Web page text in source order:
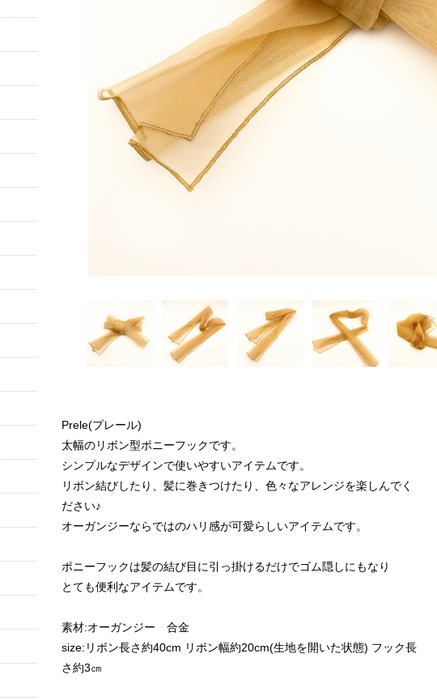
Prele(プレール)
太幅のリボン型ポニーフックです。
シンプルなデザインで使いやすいアイテムです。
リボン結びしたり、髪に巻きつけたり、色々なアレンジを楽しんでく
ださい♪
オーガンジーならではのハリ感が可愛らしいアイテムです。
ポニーフックは髪の結び目に引っ掛けるだけでゴム隠しにもなり
とても便利なアイテムです。
素材:オーガンジー 合金
size:リボン長さ約40cm リボン幅約20cm(生地を開いた状態) フック長
さ約3㎝